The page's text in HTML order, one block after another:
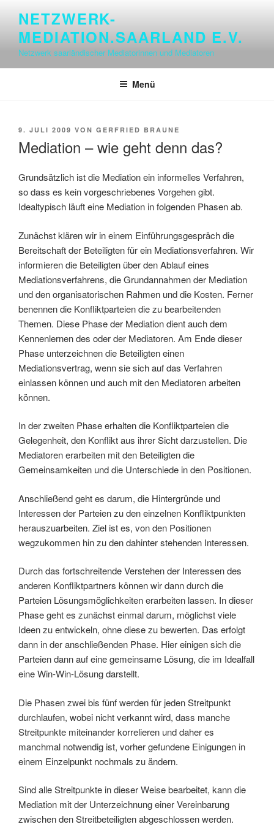
springen
NETZWERK-
MEDIATION.SAARLAND E.V.
Netzwerk saarländischer Mediatorinnen und Mediatoren
Menü
VERÖFFENTLICHT
9. JULI 2009 VON GERFRIED BRAUNE
Mediation – wie geht denn das?
Grundsätzlich ist die Mediation ein informelles Verfahren,
so dass es kein vorgeschriebenes Vorgehen gibt.
Idealtypisch läuft eine Mediation in folgenden Phasen ab.
Zunächst klären wir in einem Einführungsgespräch die
Bereitschaft der Beteiligten für ein Mediationsverfahren. Wir
informieren die Beteiligten über den Ablauf eines
Mediationsverfahrens, die Grundannahmen der Mediation
und den organisatorischen Rahmen und die Kosten. Ferner
benennen die Konfliktparteien die zu bearbeitenden
Themen. Diese Phase der Mediation dient auch dem
Kennenlernen des oder der Mediatoren. Am Ende dieser
Phase unterzeichnen die Beteiligten einen
Mediationsvertrag, wenn sie sich auf das Verfahren
einlassen können und auch mit den Mediatoren arbeiten
können.
In der zweiten Phase erhalten die Konfliktparteien die
Gelegenheit, den Konflikt aus ihrer Sicht darzustellen. Die
Mediatoren erarbeiten mit den Beteiligten die
Gemeinsamkeiten und die Unterschiede in den Positionen.
Anschließend geht es darum, die Hintergründe und
Interessen der Parteien zu den einzelnen Konfliktpunkten
herauszuarbeiten. Ziel ist es, von den Positionen
wegzukommen hin zu den dahinter stehenden Interessen.
Durch das fortschreitende Verstehen der Interessen des
anderen Konfliktpartners können wir dann durch die
Parteien Lösungsmöglichkeiten erarbeiten lassen. In dieser
Phase geht es zunächst einmal darum, möglichst viele
Ideen zu entwickeln, ohne diese zu bewerten. Das erfolgt
dann in der anschließenden Phase. Hier einigen sich die
Parteien dann auf eine gemeinsame Lösung, die im Idealfall
eine Win-Win-Lösung darstellt.
Die Phasen zwei bis fünf werden für jeden Streitpunkt
durchlaufen, wobei nicht verkannt wird, dass manche
Streitpunkte miteinander korrelieren und daher es
manchmal notwendig ist, vorher gefundene Einigungen in
einem Einzelpunkt nochmals zu ändern.
Sind alle Streitpunkte in dieser Weise bearbeitet, kann die
Mediation mit der Unterzeichnung einer Vereinbarung
zwischen den Streitbeteiligten abgeschlossen werden.